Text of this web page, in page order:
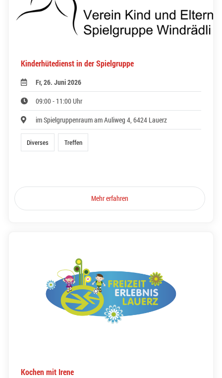
Kinderhütedienst in der Spielgruppe
Fr, 26. Juni 2026
09:00 - 11:00 Uhr
im Spielgruppenraum am Auliweg 4, 6424 Lauerz
Diverses Treffen
Mehr erfahren
Kochen mit Irene